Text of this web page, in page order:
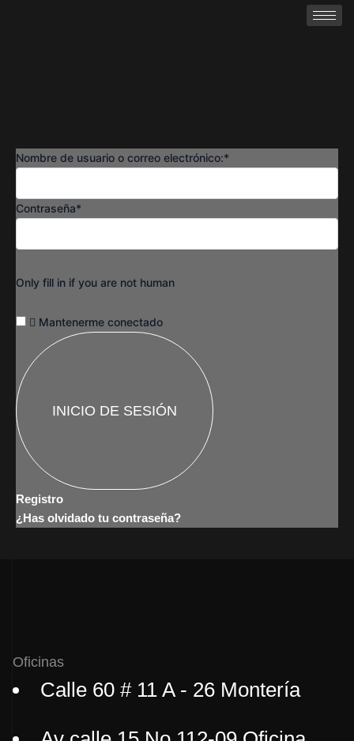
Nombre de usuario o correo electrónico:*
Contraseña*
Only fill in if you are not human
Mantenerme conectado
Registro
¿Has olvidado tu contraseña?
Oficinas
Calle 60 # 11 A - 26 Montería